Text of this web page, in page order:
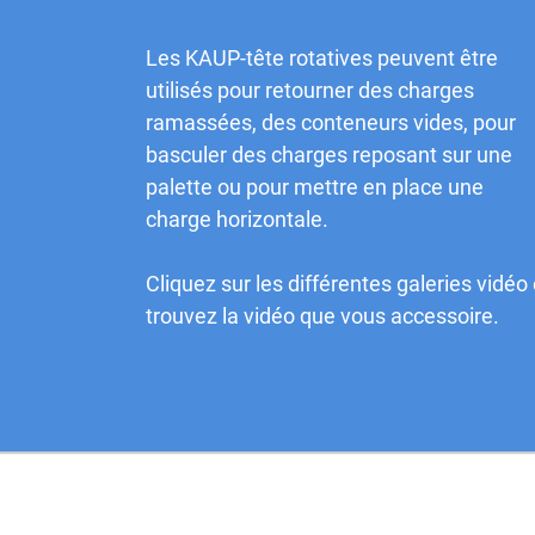
Les KAUP-tête rotatives peuvent être
utilisés pour retourner des charges
ramassées, des conteneurs vides, pour
basculer des charges reposant sur une
palette ou pour mettre en place une
charge horizontale.
Cliquez sur les différentes galeries vidéo
trouvez la vidéo que vous accessoire.